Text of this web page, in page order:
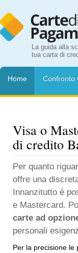
La guida alla
tua carta di
Home Confronto
Visa o
di credito
Per quanto
offre una
Innanzitutto è
e Mastercard.
carte ad
personali
Per la precisione le